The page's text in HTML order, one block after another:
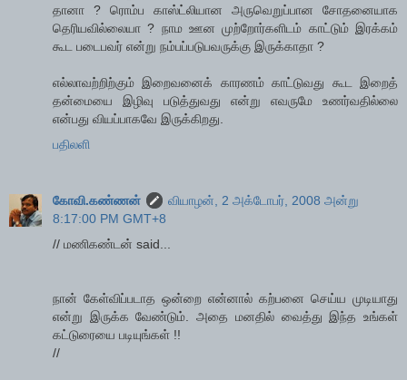
தானா ? ரொம்ப காஸ்ட்லியான அருவெறுப்பான சோதனையாக
தெரியவில்லையா ? நாம ஊன முற்றோர்களிடம் காட்டும் இரக்கம்
கூட படைபவர் என்று நம்பப்படுபவருக்கு இருக்காதா ?
எல்லாவற்றிற்கும் இறைவனைக் காரணம் காட்டுவது கூட இறைத்
தன்மையை இழிவு படுத்துவது என்று எவருமே உணர்வதில்லை
என்பது வியப்பாகவே இருக்கிறது.
பதிலளி
கோவி.கண்ணன்
வியாழன், 2 அக்டோபர், 2008 அன்று
8:17:00 PM GMT+8
// மணிகண்டன் said...
நான் கேள்விப்படாத ஒன்றை என்னால் கற்பனை செய்ய முடியாது
என்று இருக்க வேண்டும். அதை மனதில் வைத்து இந்த உங்கள்
கட்டுரையை படியுங்கள் !!
//